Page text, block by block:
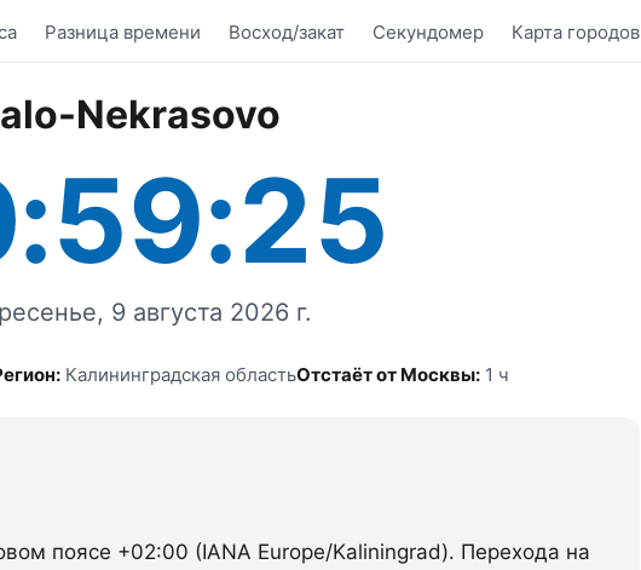
Разница времени Восход/закат Секундомер Карта городов
Nekrasovo
9 августа 2026 г.
Калининградская областьОтстаёт от Москвы: 1 ч
поясе +02:00 (IANA Europe/Kaliningrad). Перехода на